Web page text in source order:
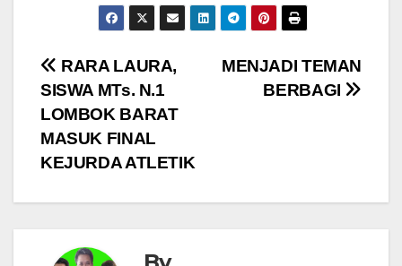
Navigasi
pos
MENJADI TEMAN
BERBAGI
RARA LAURA,
SISWA MTs. N.1
LOMBOK BARAT
MASUK FINAL
KEJURDA ATLETIK